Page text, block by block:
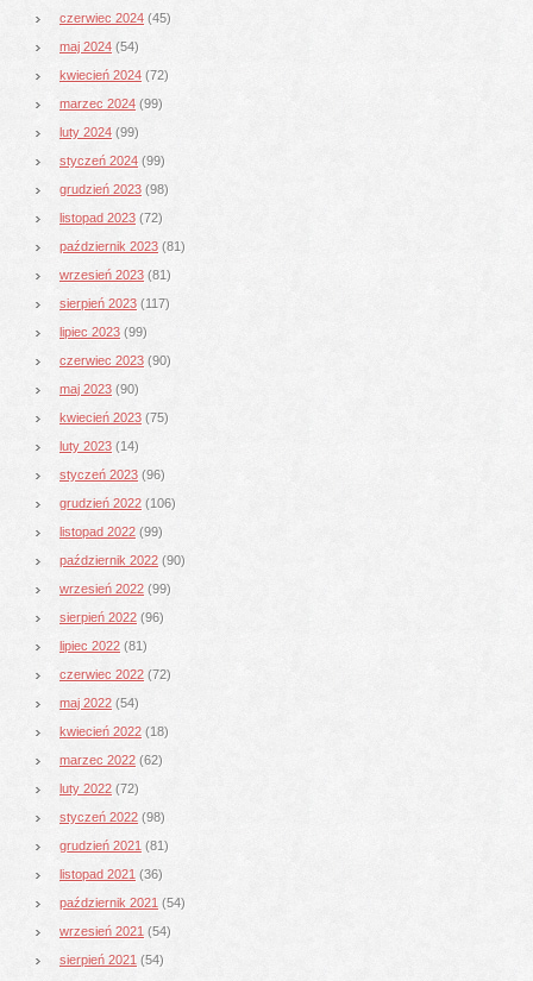
czerwiec 2024 (45)
maj 2024 (54)
kwiecień 2024 (72)
marzec 2024 (99)
luty 2024 (99)
styczeń 2024 (99)
grudzień 2023 (98)
listopad 2023 (72)
październik 2023 (81)
wrzesień 2023 (81)
sierpień 2023 (117)
lipiec 2023 (99)
czerwiec 2023 (90)
maj 2023 (90)
kwiecień 2023 (75)
luty 2023 (14)
styczeń 2023 (96)
grudzień 2022 (106)
listopad 2022 (99)
październik 2022 (90)
wrzesień 2022 (99)
sierpień 2022 (96)
lipiec 2022 (81)
czerwiec 2022 (72)
maj 2022 (54)
kwiecień 2022 (18)
marzec 2022 (62)
luty 2022 (72)
styczeń 2022 (98)
grudzień 2021 (81)
listopad 2021 (36)
październik 2021 (54)
wrzesień 2021 (54)
sierpień 2021 (54)